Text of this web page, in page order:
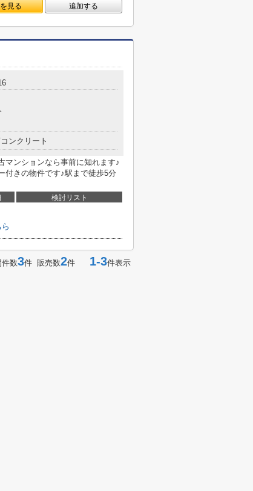
見る 追加する
ンクリート
マンションなら事前に知れます♪
付きの物件です♪駅まで徒歩5分
検討リスト
件数3件 販売数2件 1-3件表示